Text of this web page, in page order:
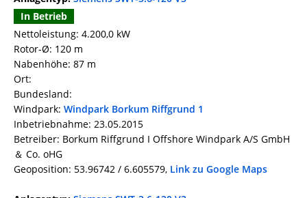
In Betrieb
Nettoleistung: 4.200,0 kW
Rotor-Ø: 120 m
Nabenhöhe: 87 m
Ort:
Bundesland:
Windpark: Windpark Borkum Riffgrund 1
Inbetriebnahme: 23.05.2015
Betreiber: Borkum Riffgrund I Offshore Windpark A/S GmbH
＆ Co. oHG
Geoposition: 53.96742 / 6.605579, Link zu Google Maps